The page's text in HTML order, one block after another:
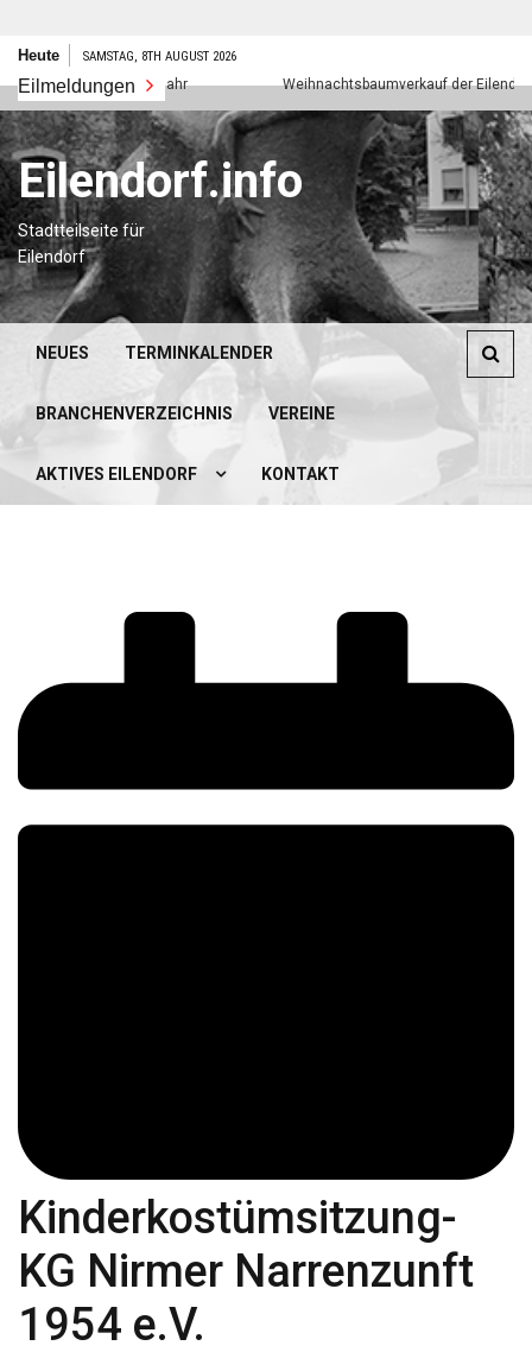
Zum
springen
Heute SAMSTAG, 8TH AUGUST 2026
Eilmeldungen
Frohes neues Jahr Weihnachtsbaumverkauf der Eilendorfer
Eilendorf.info
Stadtteilseite für
Eilendorf
NEUES TERMINKALENDER
BRANCHENVERZEICHNIS VEREINE
AKTIVES EILENDORF KONTAKT
Kinderkostümsitzung-
KG Nirmer Narrenzunft
1954 e.V.